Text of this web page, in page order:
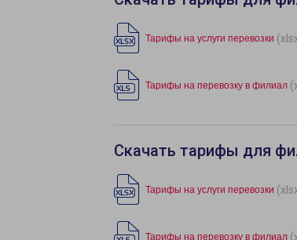
Тарифы на услуги перевозки
Тарифы на перевозку в филиал
Скачать тарифы для
Тарифы на услуги перевозки
Тарифы на перевозку в филиал